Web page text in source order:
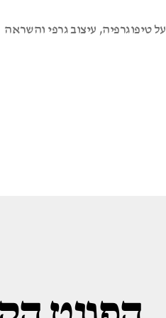
טיפוגרפיה, עיצוב גרפי והשראה